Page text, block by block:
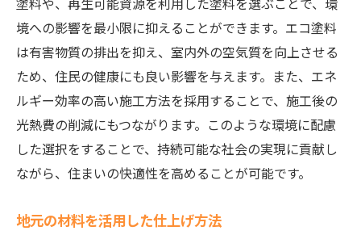
境への影響を最小限に抑えることができます。エコ塗料
は有害物質の排出を抑え、室内外の空気質を向上させる
ため、住民の健康にも良い影響を与えます。また、エネ
ルギー効率の高い施工方法を採用することで、施工後の
光熱費の削減にもつながります。このような環境に配慮
した選択をすることで、持続可能な社会の実現に貢献し
ながら、住まいの快適性を高めることが可能です。
地元の材料を活用した仕上げ方法